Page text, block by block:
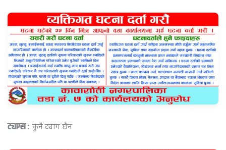
ट्याग्स : कुनै ट्याग छैन